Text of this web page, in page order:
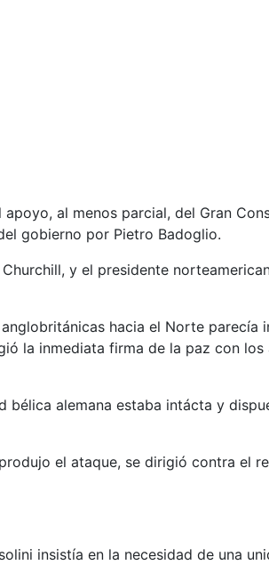
al menos parcial, del Gran
gobierno por Pietro Badoglio.
y el presidente
hacia el Norte parecía
la inmediata firma de la paz con
bélica alemana estaba intácta y
el ataque, se dirigió contra el
insistía en la necesidad de una